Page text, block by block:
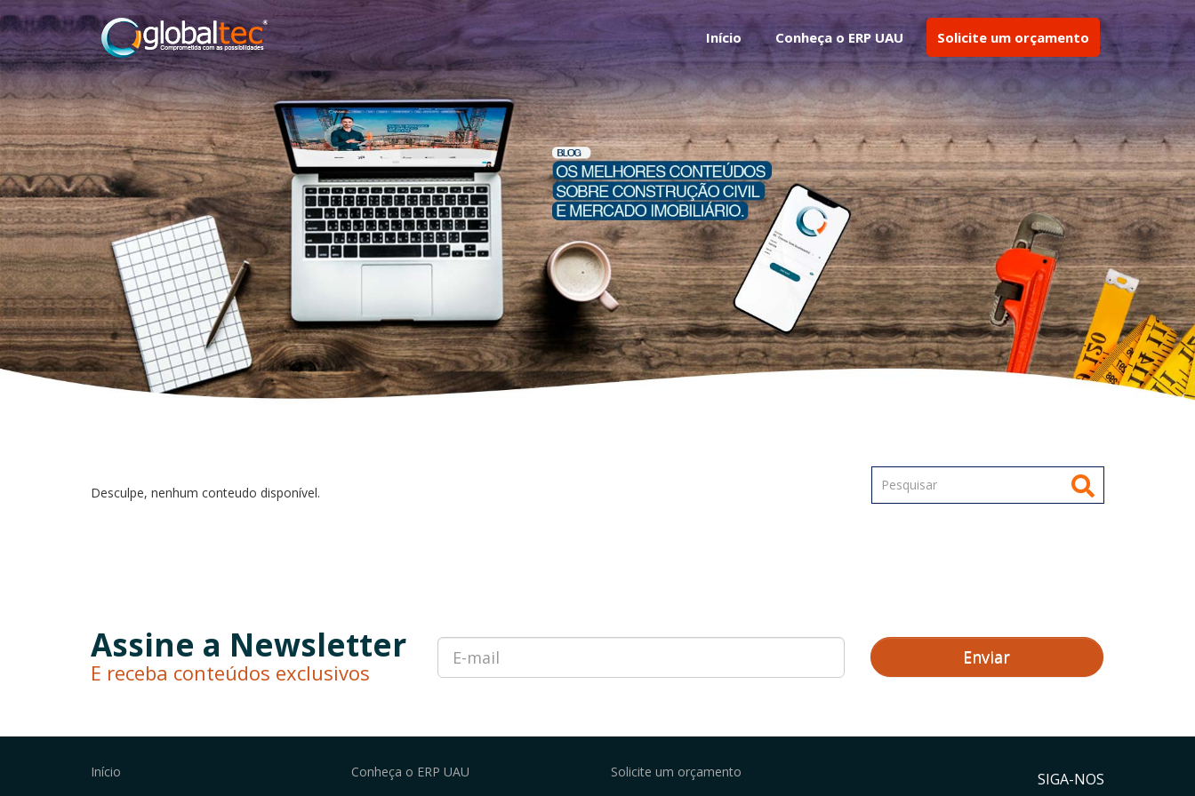
Início Conheça o ERP UAU Solicite um orçamento
Desculpe, nenhum conteudo disponível.
Assine a Newsletter
E receba conteúdos exclusivos
Enviar
Início Conheça o ERP UAU Solicite um orçamento SIGA-NOS